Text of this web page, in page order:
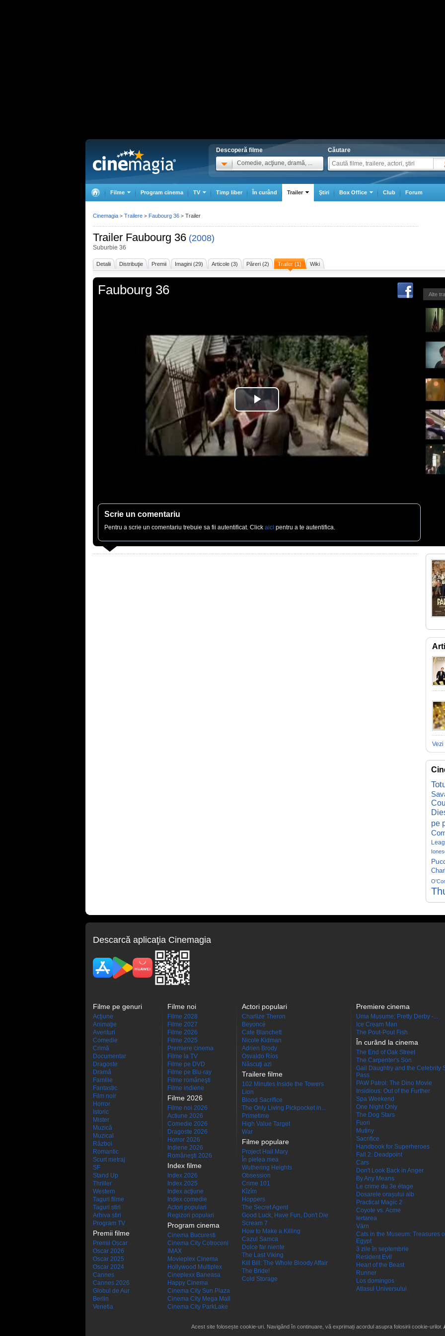
Descoperă filme
Comedie, acţiune, dramă, ...
Căutare
Filme Program cinema TV Timp liber În curând Trailer Ştiri Box Office Club Forum
Trailer Faubourg 36 (2008)
Suburbie 36
Detalii Distribuţie Premii Imagini (29) Articole (3) Păreri (2) Trailer (1) Wiki
Faubourg 36
Scrie un comentariu
Pentru a scrie un comentariu trebuie sa fii autentificat. Click aici pentru a te autentifica.
Alte
Vezi
pe
Cinemagia > Trailere > Faubourg 36 > Trailer
Descarcă aplicaţia Cinemagia
Filme pe genuri
Acţiune
Animaţie
Aventuri
Comedie
Crimă
Documentar
Dragoste
Dramă
Familie
Fantastic
Film noir
Horror
Istoric
Mister
Muzică
Muzical
Război
Romantic
Scurt metraj
SF
Stand Up
Thriller
Western
Taguri filme
Taguri stiri
Arhiva stiri
Program TV
Premii filme
Premii Oscar
Oscar 2026
Oscar 2025
Oscar 2024
Cannes
Cannes 2026
Globul de Aur
Berlin
Venetia
Filme noi
Filme 2028
Filme 2027
Filme 2026
Filme 2025
Premiere cinema
Filme la TV
Filme pe DVD
Filme pe Blu-ray
Filme româneşti
Filme indiene
Filme 2026
Filme noi 2026
Actiune 2026
Comedie 2026
Dragoste 2026
Horror 2026
Indiene 2026
Româneşti 2026
Index filme
Index 2026
Index 2025
Index acţiune
Index comedie
Actori populari
Regizori populari
Program cinema
Cinema Bucuresti
Cinema City Cotroceni
IMAX
Movieplex Cinema
Hollywood Multiplex
Cineplexx Baneasa
Happy Cinema
Cinema City Sun Plaza
Cinema City Mega Mall
Cinema City ParkLake
Actori populari
Charlize Theron
Beyoncé
Cate Blanchett
Nicole Kidman
Adrien Brody
Osvaldo Ríos
Născuţi azi
Trailere filme
102 Minutes Inside the Towers
Lion
Blood Sacrifice
The Only Living Pickpocket in...
Primetime
High Value Target
War
Filme populare
Project Hail Mary
În pielea mea
Wuthering Heights
Obsession
Crime 101
Kîzîm
Hoppers
The Secret Agent
Good Luck, Have Fun, Don't Die
Scream 7
How to Make a Killing
Cazul Samca
Dolce far niente
The Last Viking
Kill Bill: The Whole Bloody Affair
The Bride!
Cold Storage
Premiere cinema
Uma Musume: Pretty Derby -...
Ice Cream Man
The Pout-Pout Fish
În curând la cinema
The End of Oak Street
The Carpenter's Son
Gail Daughtry and the Celebrity
Pass
PAW Patrol: The Dino Movie
Insidious: Out of the Further
Spa Weekend
One Night Only
The Dog Stars
Fuori
Mutiny
Sacrifice
Handbook for Superheroes
Fall 2: Deadpoint
Cars
Don't Look Back in Anger
By Any Means
Le crime du 3e étage
Dosarele orașului alb
Practical Magic 2
Coyote vs. Acme
Iertarea
Värn
Cats in the Museum: Treasures
Egypt
3 zile în septembrie
Resident Evil
Heart of the Beast
Runner
Los domingos
Atlasul Universului
Acest site folosește cookie-uri. Navigând în continuare, vă exprimați acordul asupra folosirii cookie-urilor.